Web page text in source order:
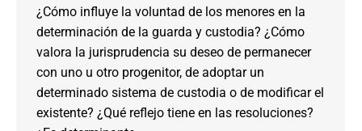
¿Cómo influye la voluntad de los menores en la
determinación de la guarda y custodia? ¿Cómo
valora la jurisprudencia su deseo de permanecer
con uno u otro progenitor, de adoptar un
determinado sistema de custodia o de modificar el
existente? ¿Qué reflejo tiene en las resoluciones?